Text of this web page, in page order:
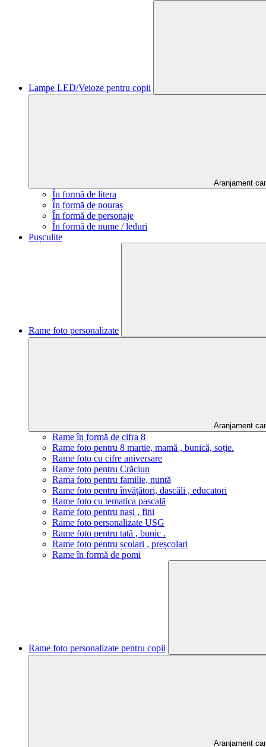
Lampe LED/Veioze pentru copii
Aranjament
În formă de litera
În formă de nouraș
În formă de personaje
În formă de nume / leduri
Pușculite
Rame foto personalizate
Aranjament
Rame în formă de cifra 8
Rame foto pentru 8 martie, mamă , bunică, soție.
Rame foto cu cifre aniversare
Rame foto pentru Crăciun
Rama foto pentru familie, nuntă
Rame foto pentru învățători, dascăli , educatori
Rame foto cu tematica pascală
Rame foto pentru nași , fini
Rame foto personalizate USG
Rame foto pentru tată , bunic .
Rame foto pentru școlari , preșcolari
Rame în formă de pomi
Rame foto personalizate pentru copii
Aranjament